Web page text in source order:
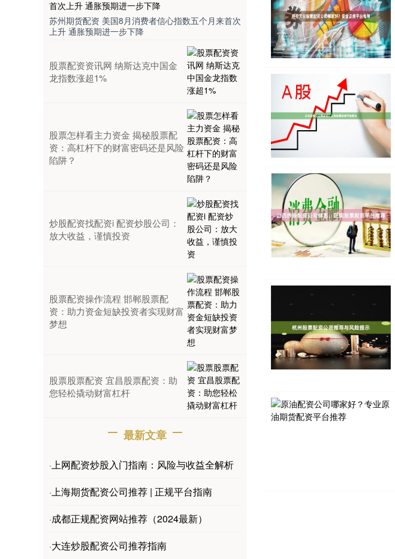
苏州期货配资 美国8月消费者信心指数五个月来首次
上升 通胀预期进一步下降
股票配资资讯网 纳斯达克中国金
龙指数涨超1%
股票怎样看主力资金 揭秘股票配
资：高杠杆下的财富密码还是风险
陷阱？
炒股配资找配资i 配资炒股公司：
放大收益，谨慎投资
股票配资操作流程 邯郸股票配
资：助力资金短缺投资者实现财富
梦想
股票股票配资 宜昌股票配资：助
您轻松撬动财富杠杆
最新文章
·上网配资炒股入门指南：风险与收益全解析
·上海期货配资公司推荐 | 正规平台指南
·成都正规配资网站推荐（2024最新）
·大连炒股配资公司推荐指南